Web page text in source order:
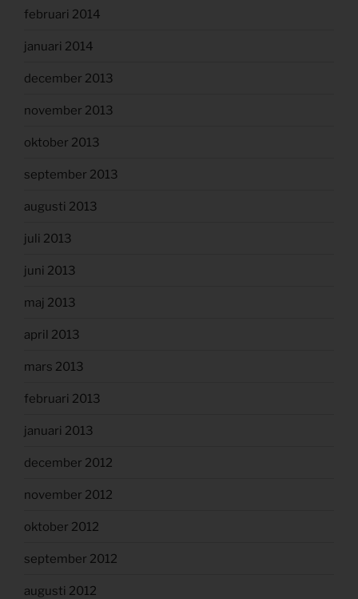
februari 2014
januari 2014
december 2013
november 2013
oktober 2013
september 2013
augusti 2013
juli 2013
juni 2013
maj 2013
april 2013
mars 2013
februari 2013
januari 2013
december 2012
november 2012
oktober 2012
september 2012
augusti 2012